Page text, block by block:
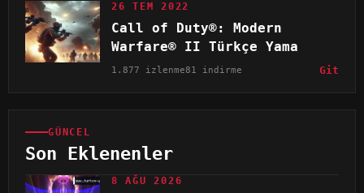
26 TEM 2022
Call of Duty®: Modern
Warfare® II Türkçe Yama
1.877 izlenme81 indirme Git
GÜNCEL
Son Eklenenler
8 AĞU 2026